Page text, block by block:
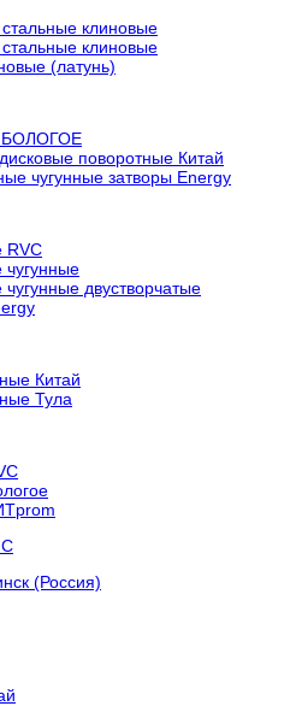
клиновые
клиновые
(латунь)
БОЛОГОЕ
поворотные Китай
чугунные затворы Energy
RVC
двустворчатые
Китай
Тула
(Россия)